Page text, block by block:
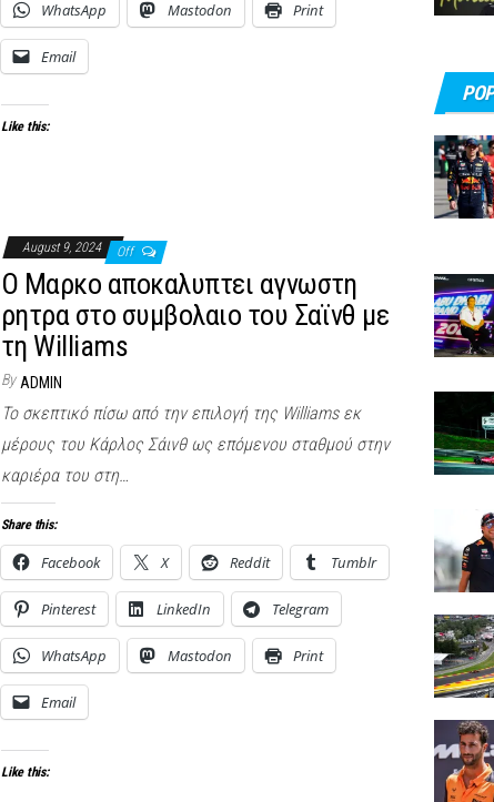
WhatsApp Mastodon Print
Email
Like this:
August 9, 2024 Off
Ο Μαρκο αποκαλυπτει αγνωστη
ρητρα στο συμβολαιο του Σαϊνθ με
τη Williams
By ADMIN
Το σκεπτικό πίσω από την επιλογή της Williams εκ
μέρους του Κάρλος Σάινθ ως επόμενου σταθμού στην
καριέρα του στη…
Share this:
Facebook X Reddit Tumblr
Pinterest LinkedIn Telegram
WhatsApp Mastodon Print
Email
Like this: